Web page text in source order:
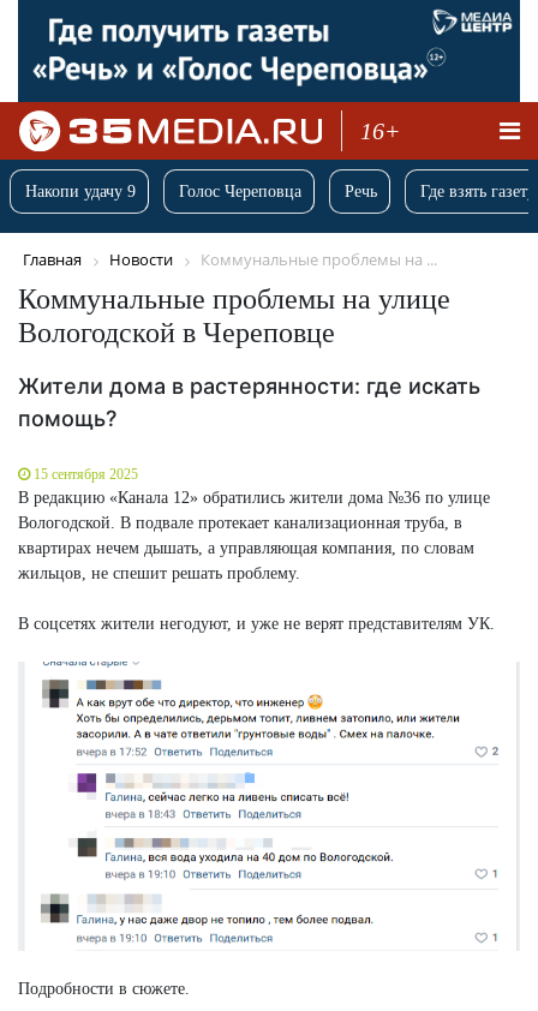
16+
Накопи удачу 9 Голос Череповца Речь Где взять
Главная Новости Коммунальные проблемы на ...
Коммунальные проблемы на улице
Вологодской в Череповце
Жители дома в растерянности: где искать
помощь?
15 сентября 2025
В редакцию «Канала 12» обратились жители дома №36 по улице
Вологодской. В подвале протекает канализационная труба, в
квартирах нечем дышать, а управляющая компания, по словам
жильцов, не спешит решать проблему.
В соцсетях жители негодуют, и уже не верят представителям УК.
Подробности в сюжете.